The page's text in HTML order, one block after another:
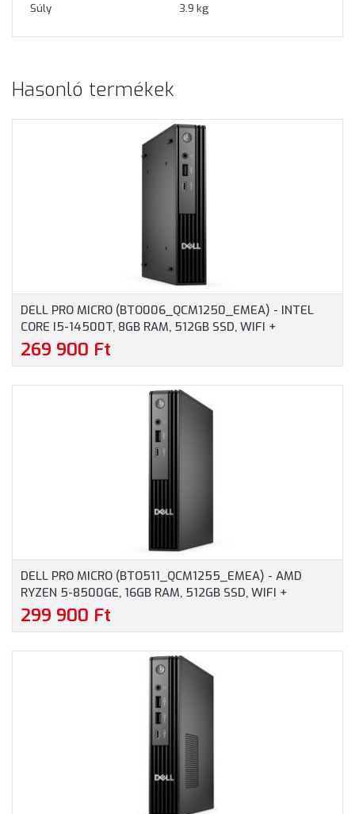
Súly
3.9 kg
Hasonló termékek
DELL PRO MICRO (BTO006_QCM1250_EMEA) - INTEL
CORE I5-14500T, 8GB RAM, 512GB SSD, WIFI +
BLUETOOTH, WINDOWS 11 PROFESSIONAL - MICRO
HÁZAS SZÁMÍTÓGÉP, 3 ÉV HELYSZÍNI GARANCIA
269 900 Ft
DELL PRO MICRO (BTO511_QCM1255_EMEA) - AMD
RYZEN 5-8500GE, 16GB RAM, 512GB SSD, WIFI +
BLUETOOTH, WINDOWS 11 PROFESSIONAL - MICRO
HÁZAS SZÁMÍTÓGÉP, 3 ÉV HELYSZÍNI GARANCIA
299 900 Ft